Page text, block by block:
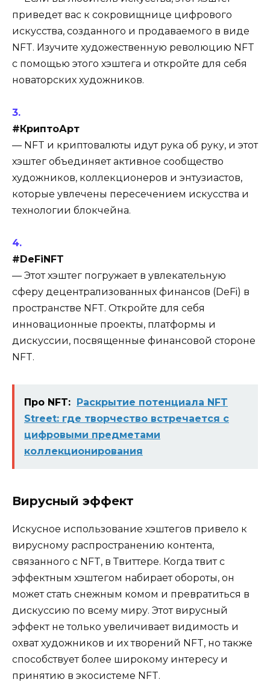
приведет вас к сокровищнице цифрового
искусства, созданного и продаваемого в виде
NFT. Изучите художественную революцию NFT
с помощью этого хэштега и откройте для себя
новаторских художников.
#КриптоАрт
— NFT и криптовалюты идут рука об руку, и этот
хэштег объединяет активное сообщество
художников, коллекционеров и энтузиастов,
которые увлечены пересечением искусства и
технологии блокчейна.
#DeFiNFT
— Этот хэштег погружает в увлекательную
сферу децентрализованных финансов (DeFi) в
пространстве NFT. Откройте для себя
инновационные проекты, платформы и
дискуссии, посвященные финансовой стороне
NFT.
Про NFT:
Раскрытие потенциала NFT
Street: где творчество встречается с
цифровыми предметами
коллекционирования
Вирусный эффект
Искусное использование хэштегов привело к
вирусному распространению контента,
связанного с NFT, в Твиттере. Когда твит с
эффектным хэштегом набирает обороты, он
может стать снежным комом и превратиться в
дискуссию по всему миру. Этот вирусный
эффект не только увеличивает видимость и
охват художников и их творений NFT, но также
способствует более широкому интересу и
принятию в экосистеме NFT.